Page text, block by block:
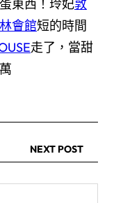
東西！玲妃敦
會館短的時間
走了，當甜
NEXT POST